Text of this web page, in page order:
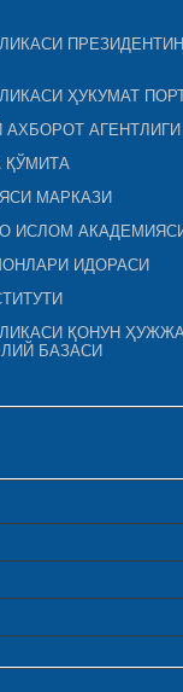
ҲУКУМАТ
АГЕНТЛИГИ
ҚЎМИТА
МАРКАЗИ
ИСЛОМ
ИДОРАСИ
ҚОНУН
БАЗАСИ